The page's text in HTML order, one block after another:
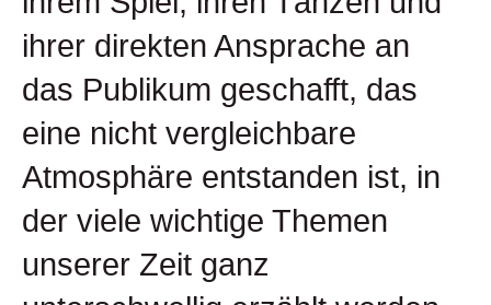
ihrer direkten Ansprache an
das Publikum geschafft, das
eine nicht vergleichbare
Atmosphäre entstanden ist, in
der viele wichtige Themen
unserer Zeit ganz